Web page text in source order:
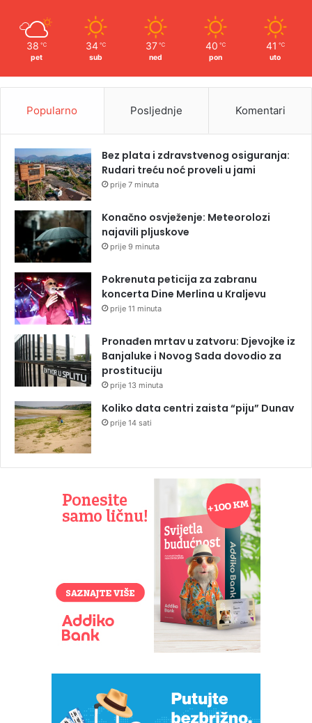
38 ℃
pet
34 ℃
sub
37 ℃
ned
40 ℃
pon
41 ℃
uto
Popularno Posljednje Komentari
Bez plata i zdravstvenog osiguranja:
Rudari treću noć proveli u jami
prije 7 minuta
Konačno osvježenje: Meteorolozi
najavili pljuskove
prije 9 minuta
Pokrenuta peticija za zabranu
koncerta Dine Merlina u Kraljevu
prije 11 minuta
Pronađen mrtav u zatvoru: Djevojke iz
Banjaluke i Novog Sada dovodio za
prostituciju
prije 13 minuta
Koliko data centri zaista “piju” Dunav
prije 14 sati